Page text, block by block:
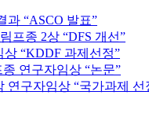
과 “ASCO 발표”
프종 2상 “DFS 개선”
상 “KDDF 과제선정”
연구자임상 “논문”
연구자임상 “국가과제 선